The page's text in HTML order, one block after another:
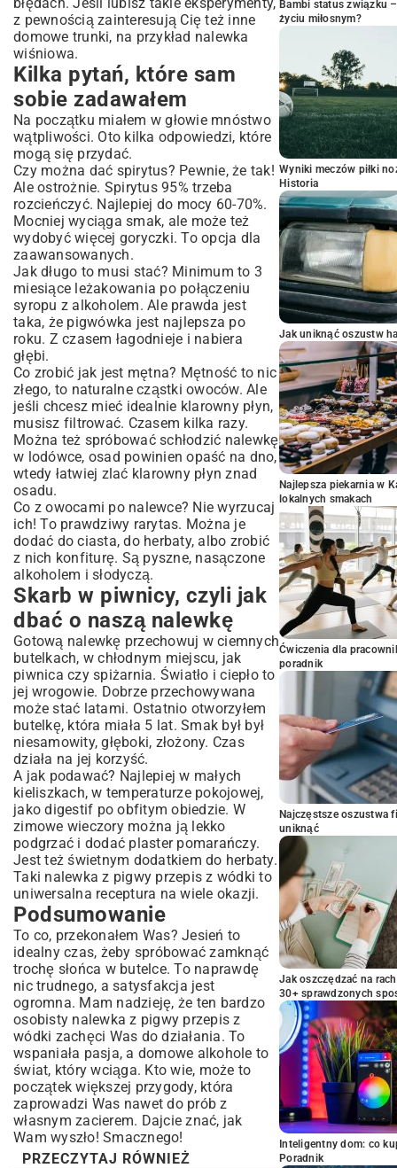
z pewnością zainteresują Cię też inne
domowe trunki, na przykład nalewka
wiśniowa.
Kilka pytań, które sam
sobie zadawałem
Na początku miałem w głowie mnóstwo
wątpliwości. Oto kilka odpowiedzi, które
mogą się przydać.
Czy można dać spirytus? Pewnie, że tak!
Ale ostrożnie. Spirytus 95% trzeba
rozcieńczyć. Najlepiej do mocy 60-70%.
Mocniej wyciąga smak, ale może też
wydobyć więcej goryczki. To opcja dla
zaawansowanych.
Jak długo to musi stać? Minimum to 3
miesiące leżakowania po połączeniu
syropu z alkoholem. Ale prawda jest
taka, że pigwówka jest najlepsza po
roku. Z czasem łagodnieje i nabiera
głębi.
Co zrobić jak jest mętna? Mętność to nic
złego, to naturalne cząstki owoców. Ale
jeśli chcesz mieć idealnie klarowny płyn,
musisz filtrować. Czasem kilka razy.
Można też spróbować schłodzić nalewkę
w lodówce, osad powinien opaść na dno,
wtedy łatwiej zlać klarowny płyn znad
osadu.
Co z owocami po nalewce? Nie wyrzucaj
ich! To prawdziwy rarytas. Można je
dodać do ciasta, do herbaty, albo zrobić
z nich konfiturę. Są pyszne, nasączone
alkoholem i słodyczą.
Skarb w piwnicy, czyli jak
dbać o naszą nalewkę
Gotową nalewkę przechowuj w ciemnych
butelkach, w chłodnym miejscu, jak
piwnica czy spiżarnia. Światło i ciepło to
jej wrogowie. Dobrze przechowywana
może stać latami. Ostatnio otworzyłem
butelkę, która miała 5 lat. Smak był był
niesamowity, głęboki, złożony. Czas
działa na jej korzyść.
A jak podawać? Najlepiej w małych
kieliszkach, w temperaturze pokojowej,
jako digestif po obfitym obiedzie. W
zimowe wieczory można ją lekko
podgrzać i dodać plaster pomarańczy.
Jest też świetnym dodatkiem do herbaty.
Taki nalewka z pigwy przepis z wódki to
uniwersalna receptura na wiele okazji.
Podsumowanie
To co, przekonałem Was? Jesień to
idealny czas, żeby spróbować zamknąć
trochę słońca w butelce. To naprawdę
nic trudnego, a satysfakcja jest
ogromna. Mam nadzieję, że ten bardzo
osobisty nalewka z pigwy przepis z
wódki zachęci Was do działania. To
wspaniała pasja, a domowe alkohole to
świat, który wciąga. Kto wie, może to
początek większej przygody, która
zaprowadzi Was nawet do prób z
własnym zacierem. Dajcie znać, jak
Wam wyszło! Smacznego!
PRZECZYTAJ RÓWNIEŻ
Bambi status związku
życiu miłosnym?
Wyniki meczów piłki
Historia
Jak uniknąć oszustw
Najlepsza piekarnia w
lokalnych smakach
Ćwiczenia dla
poradnik
Najczęstsze oszustwa
uniknąć
Jak oszczędzać na
30+ sprawdzonych
Inteligentny dom: co
Poradnik